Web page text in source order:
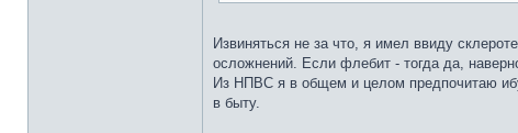
Извиняться не за что, я имел ввиду
осложнений. Если флебит - тогда да,
Из НПВС я в общем и целом предпочитаю
в быту.